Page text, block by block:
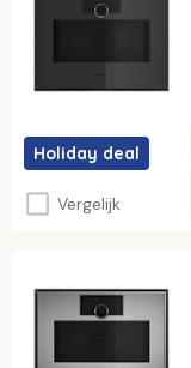
Holiday deal
Vergelijk